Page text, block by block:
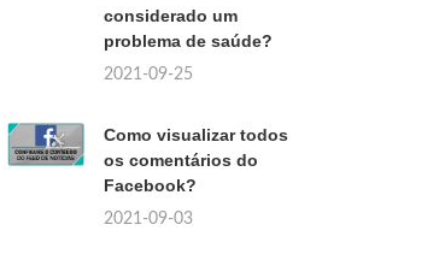
considerado um
problema de saúde?
2021-09-25
Como visualizar todos
os comentários do
Facebook?
2021-09-03